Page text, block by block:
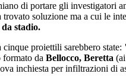
di portare gli investigatori
soluzione ma a cui le
stadio.
proiettili sarebbero state:
formato da Bellocco, Beretta
inchiesta per infiltrazioni di